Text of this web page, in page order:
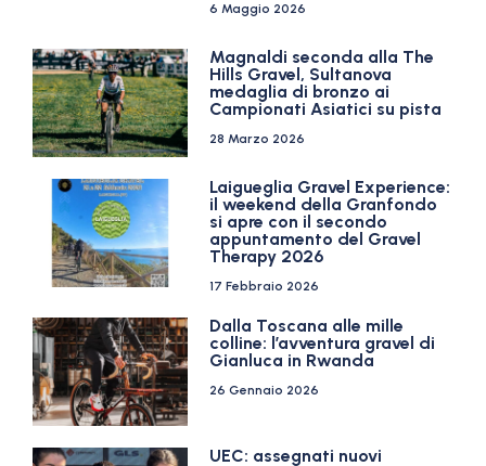
6 Maggio 2026
Magnaldi seconda alla The
Hills Gravel, Sultanova
medaglia di bronzo ai
Campionati Asiatici su pista
28 Marzo 2026
Laigueglia Gravel Experience:
il weekend della Granfondo
si apre con il secondo
appuntamento del Gravel
Therapy 2026
17 Febbraio 2026
Dalla Toscana alle mille
colline: l’avventura gravel di
Gianluca in Rwanda
26 Gennaio 2026
UEC: assegnati nuovi